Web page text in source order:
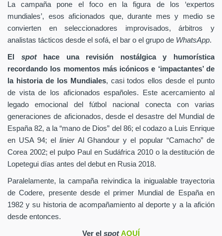
La campaña pone el foco en la figura de los ‘expertos
mundiales’, esos aficionados que, durante mes y medio se
convierten en seleccionadores improvisados, árbitros y
analistas tácticos desde el sofá, el bar o el grupo de WhatsApp.
El spothace una revisión nostálgica y humorística
recordando los momentos más icónicos e ‘impactantes’ de
la historia de los Mundiales, casi todos ellos desde el punto
de vista de los aficionados españoles. Este acercamiento al
legado emocional del fútbol nacional conecta con varias
generaciones de aficionados, desde el desastre del Mundial de
España 82, a la “mano de Dios” del 86; el codazo a Luis Enrique
en USA 94; el linier Al Ghandour y el popular “Camacho” de
Corea 2002; el pulpo Paul en Sudáfrica 2010 o la destitución de
Lopetegui días antes del debut en Rusia 2018.
Paralelamente, la campaña reivindica la inigualable trayectoria
de Codere, presente desde el primer Mundial de España en
1982 y su historia de acompañamiento al deporte y a la afición
desde entonces.
Ver el spotAQUÍ